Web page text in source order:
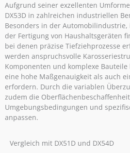
Aufgrund seiner exzellenten
DX53D in zahlreichen industriellen
Besonders in der
der Fertigung von Haushaltsgeräten
bei denen präzise Tiefziehprozesse
werden anspruchsvolle
Komponenten und komplexe
eine hohe Maßgenauigkeit als auch
erfordern. Durch die variablen
zudem die
Umgebungsbedingungen und
anpassen.
Vergleich mit DX51D und DX54D